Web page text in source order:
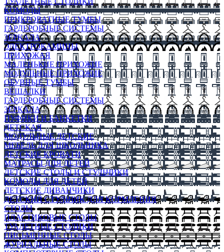
КОМОДЫ
ПРИКРОВАТНЫЕ ТУМБЫ
ГАРДЕРОБНЫЕ СИСТЕМЫ
ЗЕРКАЛА
ЭЛЕКТРОКАМИНЫ
ПРИХОЖАЯ
МАЛЕНЬКИЕ ПРИХОЖИЕ
МОДУЛЬНЫЕ ПРИХОЖИЕ
ОБУВНЫЕ ТУМБЫ
ВЕШАЛКИ
ГАРДЕРОБНЫЕ СИСТЕМЫ
ЗЕРКАЛА
ПУФИКИ И БАНКЕТКИ
ДЕТСКАЯ
МОДУЛЬНЫЕ ДЕТСКИЕ
МЕБЕЛЬ ДЛЯ ШКОЛЬНИКА
ДЕТСКИЕ КРОВАТИ
МАТРАСЫ ДЛЯ ДЕТЕЙ
ДЕТСКИЕ СТОЛЫ И СТУЛЬЧИКИ
КОМОДЫ ДЛЯ ДЕТЕЙ
ДЕТСКИЕ ДИВАНЧИКИ
ДЕТСКИЙ СТУЛЬЧИК ДЛЯ КОРМЛЕНИЯ
СТОЛЫ
ПЛАСТИКОВЫЕ СТОЛЫ
ТУАЛЕТНЫЕ СТОЛИКИ
ПИСЬМЕННЫЕ СТОЛЫ
ЖУРНАЛЬНЫЕ СТОЛЫ